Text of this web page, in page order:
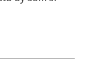
vysokého
však třeba
jinou